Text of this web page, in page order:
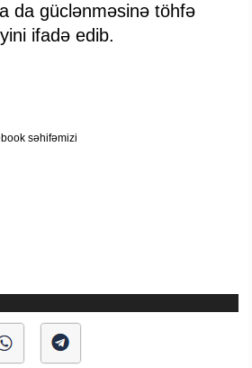
da güclənməsinə töhfə
ifadə edib.
səhifəmizi